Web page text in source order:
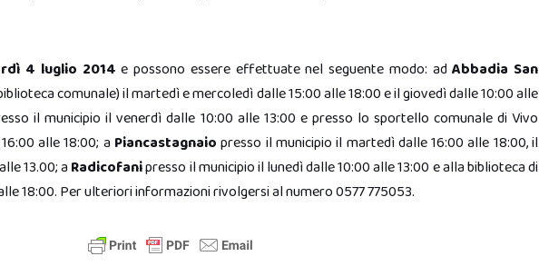
4 luglio 2014 e possono essere effettuate nel seguente modo: adAbbadia San
comunale) il martedì e mercoledì dalle 15:00 alle 18:00 e il giovedì dalle 10:00 alle
il municipio il venerdì dalle 10:00 alle 13:00 e presso lo sportello comunale di Vivo
alle 18:00; a Piancastagnaio presso il municipio il martedì dalle 16:00 alle 18:00, il
13.00; a Radicofanipresso il municipio il lunedì dalle 10:00 alle 13:00 e alla biblioteca di
18:00. Per ulteriori informazioni rivolgersi al numero 0577 775053.